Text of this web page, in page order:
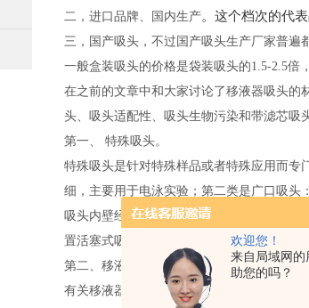
欢迎您！
来自局域网
助您的吗？
二，进口品牌、国内生产。这个档次的代
三，国产吸头，不过国产吸头生产厂家普遍
一般盒装吸头的价格是袋装吸头的1.5-2.5倍
在之前的文章中和大家讨论了移液器吸头的
头、吸头适配性、吸头生物污染和带滤芯吸
第一、 特殊吸头。
特殊吸头是针对特殊样品或者特殊应用而专
细，主要用于电泳实验；第二类是广口吸头
吸头内壁经过特殊处理，减少了表面吸附力
置活塞式吸头：主要用于外置活塞式移液器
第二、移液器吸头的适配性。
有关移液器吸头的适配性这一点是现在的用